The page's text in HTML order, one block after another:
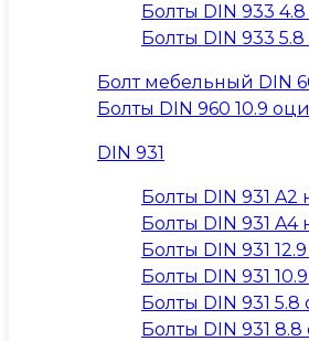
Болты DIN 933
Болты DIN 933
Болт мебельный DIN
Болты DIN 960 10.9
DIN 931
Болты DIN 931
Болты DIN 931
Болты DIN 931
Болты DIN 931
Болты DIN 931
Болты DIN 931